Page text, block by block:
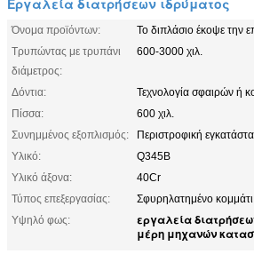
Όνομα προϊόντων:
Το διπλάσιο έκοψε την
Τρυπώντας με τρυπάνι
διάμετρος:
600-3000 χιλ.
Δόντια:
Τεχνολογία σφαιρών ή
Πίσσα:
600 χιλ.
Συνημμένος εξοπλισμός:
Περιστροφική
Υλικό:
Q345B
Υλικό άξονα:
40Cr
Τύπος επεξεργασίας:
Σφυρηλατημένο κομμάτι
Υψηλό φως:
εργαλεία
μέρη μηχανών